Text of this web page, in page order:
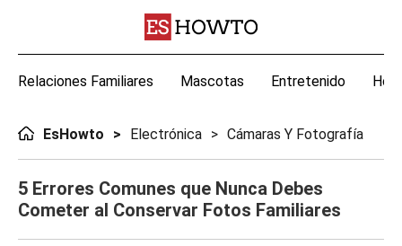
Relaciones Familiares Mascotas Entretenido
EsHowto Electrónica Cámaras Y Fotografía
5 Errores Comunes que Nunca Debes
Cometer al Conservar Fotos Familiares